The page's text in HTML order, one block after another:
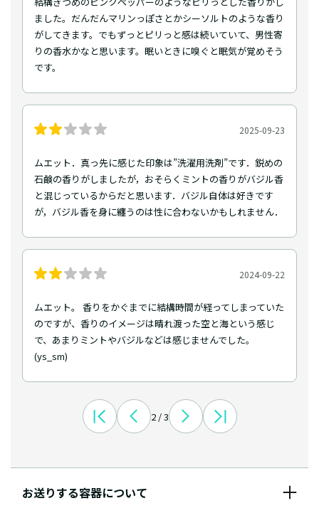
ました。だんだんマリンっぽさとかシーソルトのような香り
がしてきます。でもずっとピリっと感は続いていて、男性寄
りの香水かなと思います。眠いときに嗅ぐと眠気が覚めそう
です。
2025-09-23
ムエット．真っ先に感じた印象は”洗濯用洗剤”です．鋭めの
石鹸の香りがしましたが，おそらくミントの香りがバジル香
と混じっているからだと思います．バジル自体は好きです
が，バジル香を身に纏うのは性に合わないかもしれません．
2024-09-22
ムエット。 香りをかぐまでに結構時間が経ってしまっていた
のですが、香りのイメージは晴れ渡った空と海という感じ
で、あまりミントやバジルなどは感じませんでした。
(ys_sm)
2 / 3
お送りする容器について